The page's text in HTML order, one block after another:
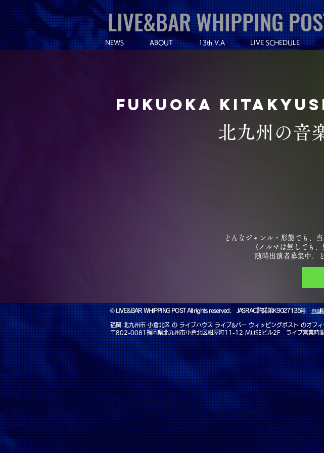
LIVE&BAR WHIPPING
NEWS ABOUT 13th V.A LIVE SCHEDULE
Fukuoka
北九州の音
どんなジャンル・形態でも、
(ノルマは無しでも
随時出演者募集中。
©LIVE&BAR WHIPPING POST All rights reserved. JASRAC許諾第K9027135号
福岡 北九州市 小倉北区 の ライブハウス ライブ&バー ウィッピングポスト のオフ
〒802-0081福岡県北九州市小倉北区紺屋町11-12 MUSEビル2Fライブ営業